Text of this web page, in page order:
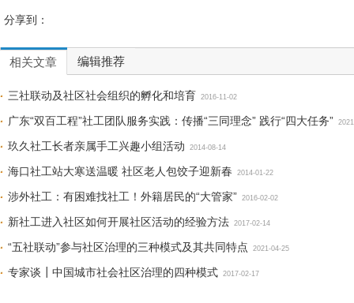
分享到：
相关文章 编辑推荐
三社联动及社区社会组织的孵化和培育 2016-11-02
广东“双百工程”社工团队服务实践：传播“三同理念” 践行“四大任务”
玖久社工长者亲属手工兴趣小组活动 2014-08-14
海口社工站大寒送温暖 社区老人包饺子迎新春 2014-01-22
涉外社工：有困难找社工！外籍居民的“大管家” 2016-02-02
新社工进入社区如何开展社区活动的经验方法 2017-02-14
“五社联动”参与社区治理的三种模式及其共同特点 2021-04-25
专家谈┃中国城市社会社区治理的四种模式 2017-02-17